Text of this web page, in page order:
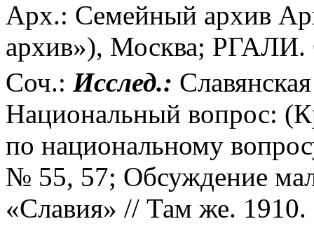
Арх.: Семейный архив
архив»), Москва;
Соч.: Исслед.:
Национальный вопрос:
по национальному
№ 55, 57; Обсуждение
«Славия» // Там же.